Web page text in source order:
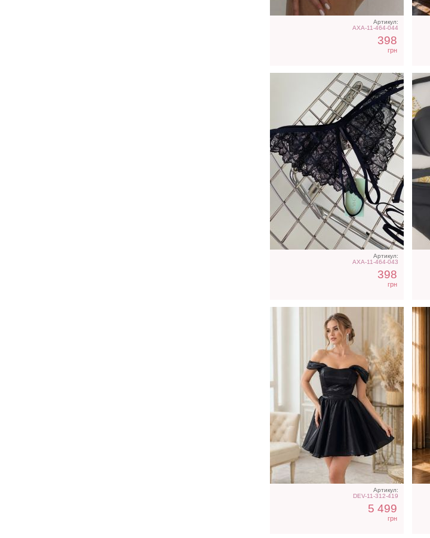
Артикул:
AXA-11-464-044
398
грн
Артикул:
AXA-11-464-043
398
грн
Короткое черное
нарядное короткое платье
на выпускной
Артикул:
DEV-11-312-419
5 499
грн